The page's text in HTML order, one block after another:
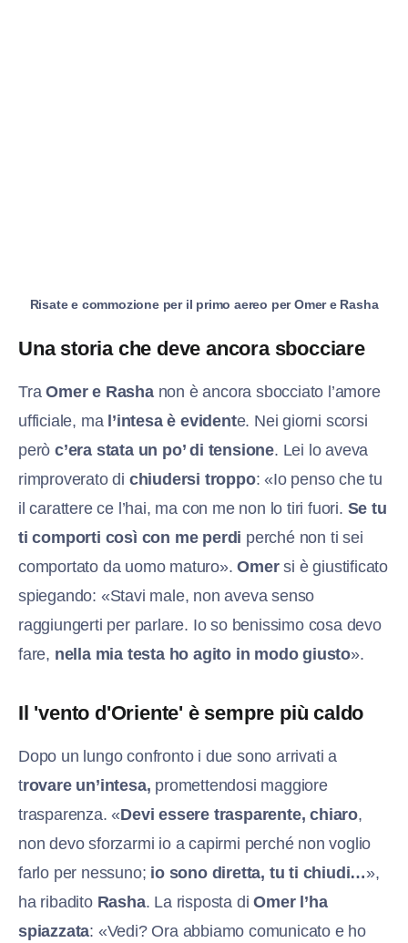
Risate e commozione per il primo aereo per Omer e Rasha
Una storia che deve ancora sbocciare
TraOmer e Rashanon è ancora sbocciato l’amore
ufficiale, ma l’intesa è evidente. Nei giorni scorsi
però c’era stata un po’ di tensione. Lei lo aveva
rimproverato di chiudersi troppo: «Io penso che tu
il carattere ce l’hai, ma con me non lo tiri fuori. Se tu
ti comporti così con me perdi perché non ti sei
comportato da uomo maturo».Omersi è giustificato
spiegando: «Stavi male, non aveva senso
raggiungerti per parlare. Io so benissimo cosa devo
fare, nella mia testa ho agito in modo giusto».
Il 'vento d'Oriente' è sempre più caldo
Dopo un lungo confronto i due sono arrivati a
trovare un’intesa, promettendosi maggiore
trasparenza. «Devi essere trasparente, chiaro,
non devo sforzarmi io a capirmi perché non voglio
farlo per nessuno; io sono diretta, tu ti chiudi…»,
ha ribadito Rasha. La risposta diOmer l’ha
spiazzata: «Vedi? Ora abbiamo comunicato e ho